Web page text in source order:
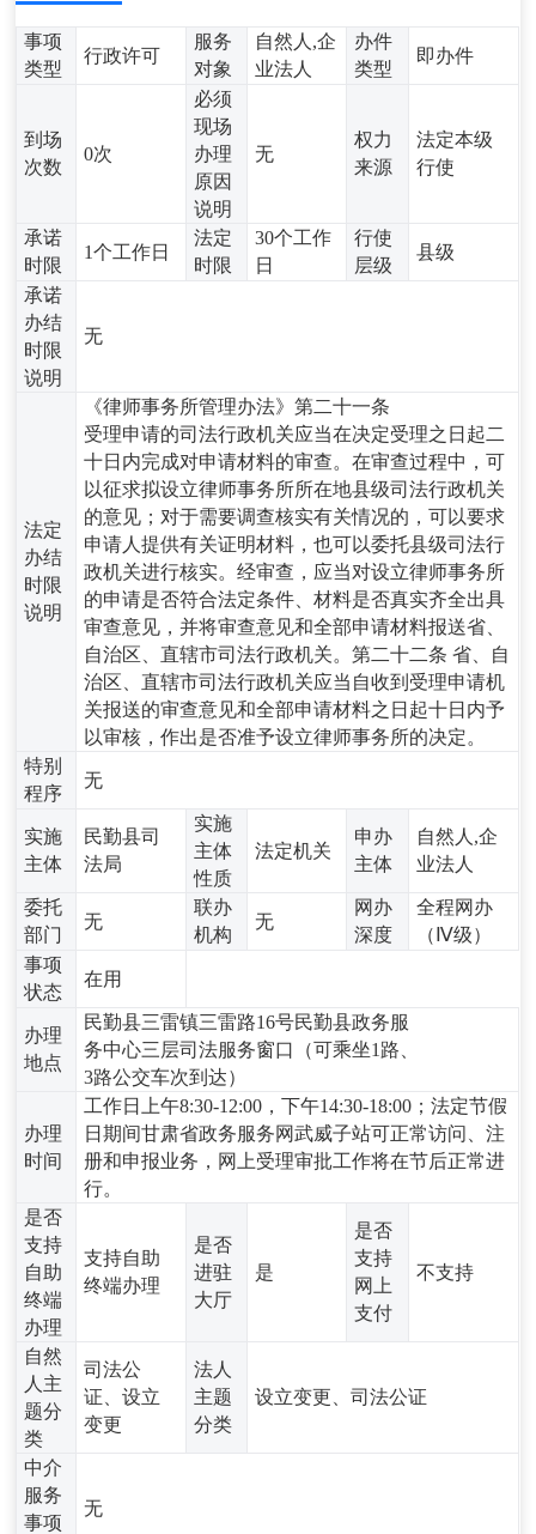
事项
类型
行政许可
服务
对象
自然人,企
业法人
办件
类型
即办件
到场
次数
0次
必须
现场
办理
原因
说明
无
权力
来源
法定本级
行使
承诺
时限
1个工作日
法定
时限
30个工作
日
行使
层级
县级
承诺
办结
时限
说明
无
法定
办结
时限
说明
《律师事务所管理办法》第二十一条
受理申请的司法行政机关应当在决定受理之日起二
十日内完成对申请材料的审查。在审查过程中，可
以征求拟设立律师事务所所在地县级司法行政机关
的意见；对于需要调查核实有关情况的，可以要求
申请人提供有关证明材料，也可以委托县级司法行
政机关进行核实。经审查，应当对设立律师事务所
的申请是否符合法定条件、材料是否真实齐全出具
审查意见，并将审查意见和全部申请材料报送省、
自治区、直辖市司法行政机关。第二十二条 省、自
治区、直辖市司法行政机关应当自收到受理申请机
关报送的审查意见和全部申请材料之日起十日内予
以审核，作出是否准予设立律师事务所的决定。
特别
程序
无
实施
主体
民勤县司
法局
实施
主体
性质
法定机关
申办
主体
自然人,企
业法人
委托
部门
无
联办
机构
无
网办
深度
全程网办
（Ⅳ级）
事项
状态
在用
办理
地点
民勤县三雷镇三雷路16号民勤县政务服
务中心三层司法服务窗口（可乘坐1路、
3路公交车次到达）
办理
时间
工作日上午8:30-12:00，下午14:30-18:00；法定节假
日期间甘肃省政务服务网武威子站可正常访问、注
册和申报业务，网上受理审批工作将在节后正常进
行。
是否
支持
自助
终端
办理
支持自助
终端办理
是否
进驻
大厅
是
是否
支持
网上
支付
不支持
自然
人主
题分
类
司法公
证、设立
变更
法人
主题
分类
设立变更、司法公证
中介
服务
事项
无